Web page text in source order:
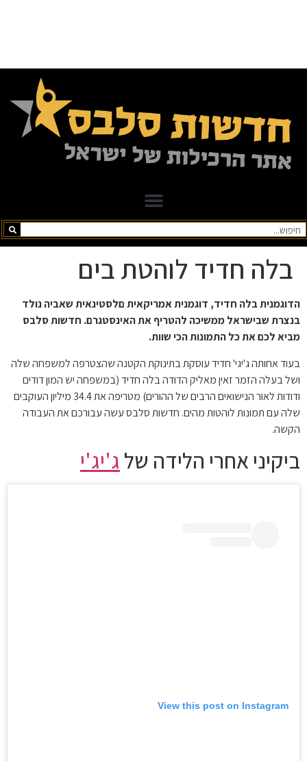
בלה חדיד לוהטת בים
הדוגמנית בלה חדיד, דוגמנית אמריקאית םלסטינאית שאביה נולד
בנצרת שבישראל ממשיכה להטריף את האינסטגרם. חדשות סלבס
מביא לכם את כל התמונות הכי שוות.
בעוד אחותה ג'יגי' חדיד עוסקת בתינוקת הקטנה שהצטרפה למשפחה שלה
ושל בעלה הזמר זאין מאליק הדודה בלה חדיד (במשפחה יש המון דודים
ודודות לאור הנישואים הרבים של ההורים) מטריפה את 34.4 מיליון העוקבים
שלה עם תמונות לוהטות מהים. חדשות סלבס עשה עבורכם את העבודה
הקשה.
ביקיני אחרי הלידה של ג'יג'י
View this post on Instagram